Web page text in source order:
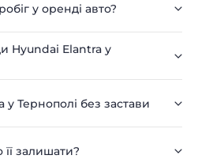
у оренді авто?
Hyundai Elantra у
Тернополі без застави
залишати?